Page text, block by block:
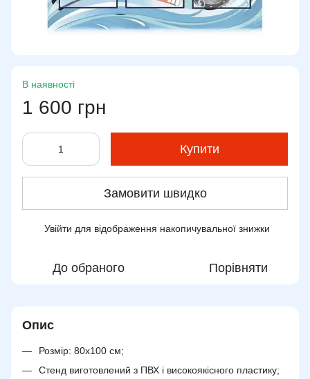
В наявності
1 600 грн
Купити
Замовити швидко
Увійти для відображення накопичувальної знижки
До обраного Порівняти
Опис
Розмір: 80х100 см;
Стенд виготовлений з ПВХ і високоякісного пластику;